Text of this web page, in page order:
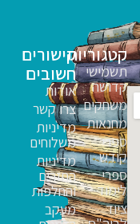
קטגוריות
תשמישי
קדושה
משחקים
מחנאות
ספרי
קודש
ספרי
לימוד
ציוד
קישורים
חשובים
אודות
צרו קשר
מדיניות
משלוחים
מדיניות
החזרים
והחלפות
מעקב